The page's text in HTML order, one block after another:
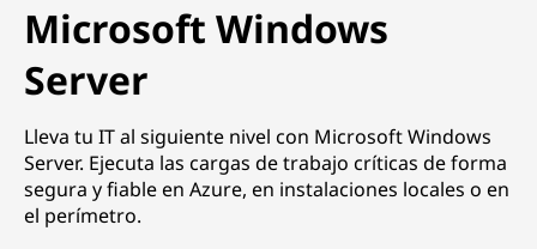
Microsoft Windows
Server
Lleva tu IT al siguiente nivel con Microsoft Windows
Server. Ejecuta las cargas de trabajo críticas de forma
segura y fiable en Azure, en instalaciones locales o en
el perímetro.